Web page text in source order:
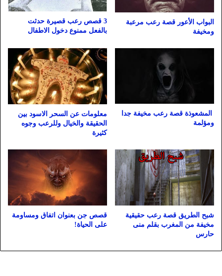
البواب الأعور قصة رعب مرعبة
ومخيفة
3 قصص رعب قصيرة حدثت
بالفعل ممنوع دخول الاطفال
المشعوذة قصة رعب مخيفة جدا
ومؤلمة
معلومات عن السحر الاسود بين
الحقيقة والخيال وللرعب وجوه
كثيرة
شبح الطريق قصة رعب حقيقية
مخيفة من المغرب بقلم منى
حارس
قصص جن بعنوان اتفاق ومساومة
على الحياة!